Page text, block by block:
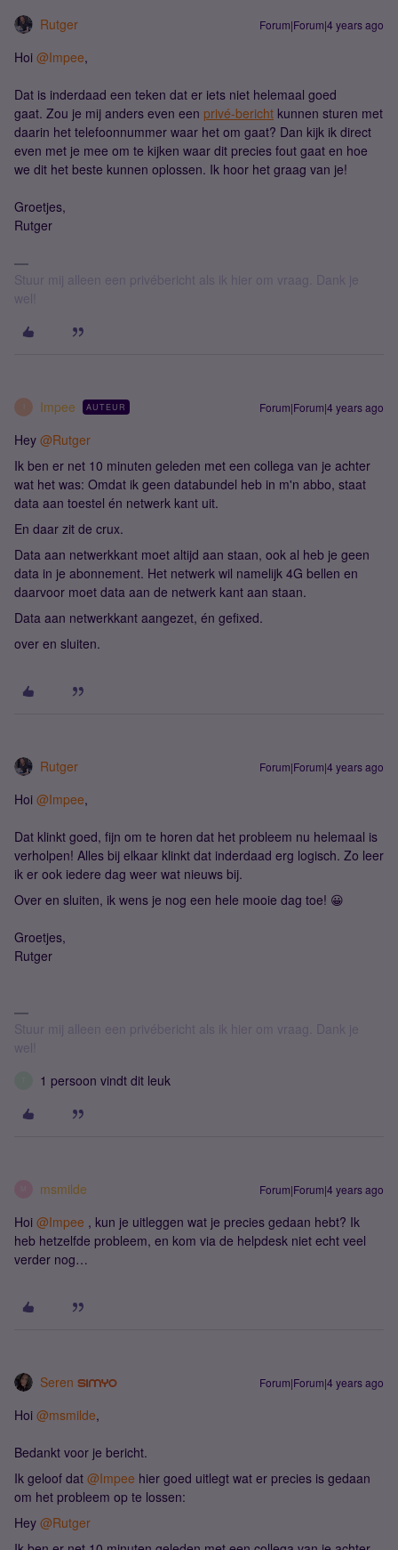
Rutger Forum|Forum|4 years ago
Hoi @Impee,
Dat is inderdaad een teken dat er iets niet helemaal goed
gaat. Zou je mij anders even een privé-bericht kunnen sturen met
daarin het telefoonnummer waar het om gaat? Dan kijk ik direct
even met je mee om te kijken waar dit precies fout gaat en hoe
we dit het beste kunnen oplossen. Ik hoor het graag van je!
Groetjes,
Rutger
Stuur mij alleen een privébericht als ik hier om vraag. Dank je
wel!
Impee AUTEUR Forum|Forum|4 years ago
Hey @Rutger
Ik ben er net 10 minuten geleden met een collega van je achter
wat het was: Omdat ik geen databundel heb in m'n abbo, staat
data aan toestel én netwerk kant uit.
En daar zit de crux.
Data aan netwerkkant moet altijd aan staan, ook al heb je geen
data in je abonnement. Het netwerk wil namelijk 4G bellen en
daarvoor moet data aan de netwerk kant aan staan.
Data aan netwerkkant aangezet, én gefixed.
over en sluiten.
Rutger Forum|Forum|4 years ago
Hoi @Impee,
Dat klinkt goed, fijn om te horen dat het probleem nu helemaal is
verholpen! Alles bij elkaar klinkt dat inderdaad erg logisch. Zo leer
ik er ook iedere dag weer wat nieuws bij.
Over en sluiten, ik wens je nog een hele mooie dag toe! 😀
Groetjes,
Rutger
Stuur mij alleen een privébericht als ik hier om vraag. Dank je
wel!
1 persoon vindt dit leuk
msmilde Forum|Forum|4 years ago
Hoi @Impee , kun je uitleggen wat je precies gedaan hebt? Ik
heb hetzelfde probleem, en kom via de helpdesk niet echt veel
verder nog…
Seren Forum|Forum|4 years ago
Hoi @msmilde,
Bedankt voor je bericht.
Ik geloof dat @Impee hier goed uitlegt wat er precies is gedaan
om het probleem op te lossen:
Hey @Rutger